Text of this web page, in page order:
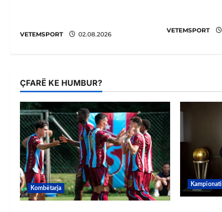
VETEMSPORT 02.08.2026
VETEMSPORT
ÇFARË KE HUMBUR?
Kombëtarja
Kampionati